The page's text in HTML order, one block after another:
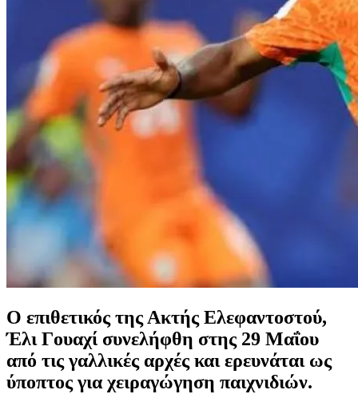
Ο επιθετικός της Ακτής Ελεφαντοστού,
Έλι Γουαχί συνελήφθη στης 29 Μαΐου
από τις γαλλικές αρχές και ερευνάται ως
ύποπτος για χειραγώγηση παιχνιδιών.